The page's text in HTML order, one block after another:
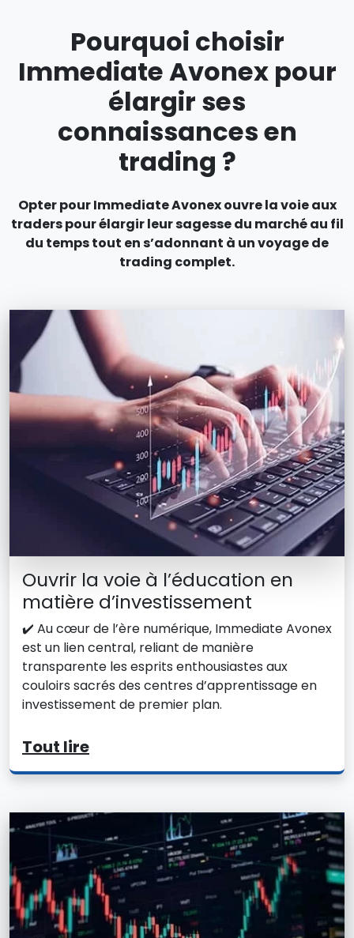
Pourquoi choisir
Immediate Avonex pour
élargir ses
connaissances en
trading ?
Opter pour Immediate Avonex ouvre la voie aux
traders pour élargir leur sagesse du marché au fil
du temps tout en s’adonnant à un voyage de
trading complet.
Ouvrir la voie à l’éducation en
matière d’investissement
✔️ Au cœur de l’ère numérique, Immediate Avonex
est un lien central, reliant de manière
transparente les esprits enthousiastes aux
couloirs sacrés des centres d’apprentissage en
investissement de premier plan.
Tout lire